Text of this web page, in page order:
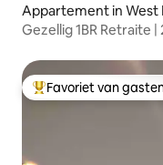
Appartement in West
Gezellig 1BR Retraite
Topfavoriet van
Favoriet van